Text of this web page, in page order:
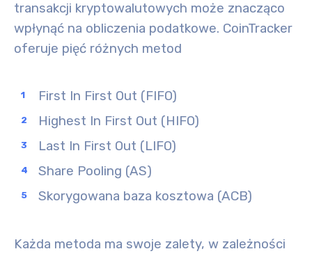
transakcji kryptowalutowych może znacząco
wpłynąć na obliczenia podatkowe. CoinTracker
oferuje pięć różnych metod
First In First Out (FIFO)
Highest In First Out (HIFO)
Last In First Out (LIFO)
Share Pooling (AS)
Skorygowana baza kosztowa (ACB)
Każda metoda ma swoje zalety, w zależności